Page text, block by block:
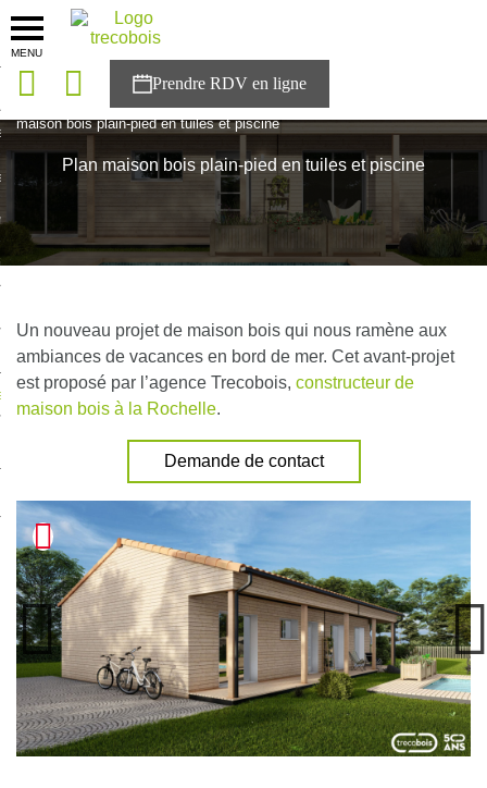
MENU
solutions
Trecobois
à NESTOR
maison bois plain-pied en tuiles et piscine
Plan maison bois plain-pied en tuiles et piscine
Un nouveau projet de maison bois qui nous ramène aux
ambiances de vacances en bord de mer. Cet avant-projet
est proposé par l’agence Trecobois, constructeur de
maison bois à la Rochelle.
Demande de contact